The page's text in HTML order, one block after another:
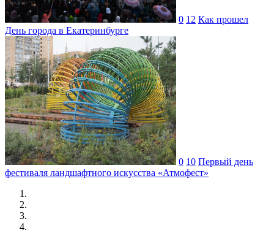
0 12 Как прошел
День города в Екатеринбурге
0 10 Первый день
фестиваля ландшафтного искусства «Атмофест»